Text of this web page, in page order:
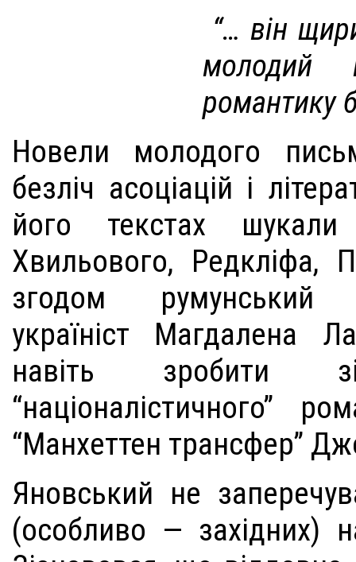
“… він
романтику
Новели молодого
безліч асоціацій і
його текстах шукали
Хвильового, Редкліфа,
згодом румунський
україніст Магдалена
навіть зробити
“націоналістичного”
“Манхеттен трансфер”
Яновський не
(особливо — західних)